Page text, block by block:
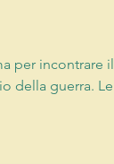
per incontrare il
della guerra. Le